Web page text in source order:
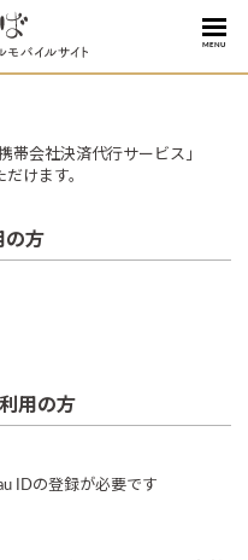
MENU
帯会社決済代行サービス」
けます。
の方
用の方
IDの登録が必要です